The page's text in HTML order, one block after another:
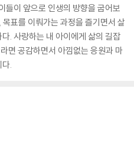
들이 앞으로 인생의 방향을 굽어보
목표를 이뤄가는 과정을 즐기면서 살
. 사랑하는 내 아이에게 삶의 길잡
면 공감하면서 아낌없는 응원과 마
.